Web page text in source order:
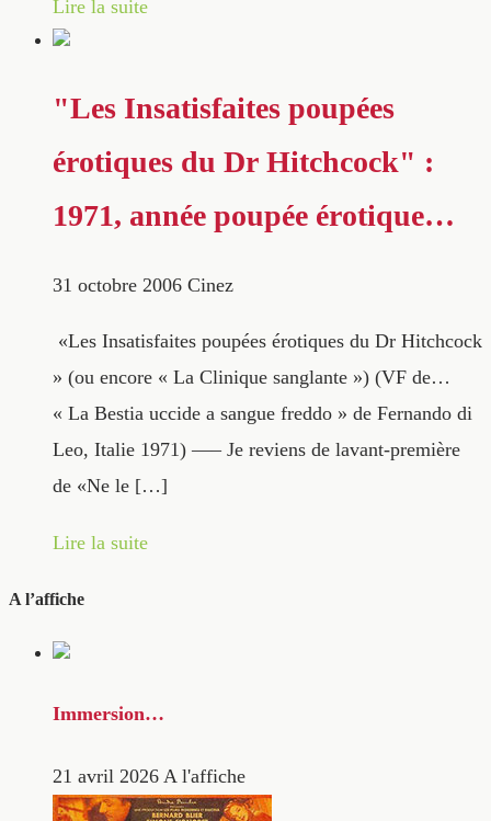
Lire la suite
"Les Insatisfaites poupées
érotiques du Dr Hitchcock" :
1971, année poupée érotique…
31 octobre 2006 Cinez
«Les Insatisfaites poupées érotiques du Dr Hitchcock
» (ou encore « La Clinique sanglante ») (VF de…
« La Bestia uccide a sangue freddo » de Fernando di
Leo, Italie 1971) —– Je reviens de lavant-première
de «Ne le […]
Lire la suite
A l’affiche
Immersion…
21 avril 2026 A l'affiche